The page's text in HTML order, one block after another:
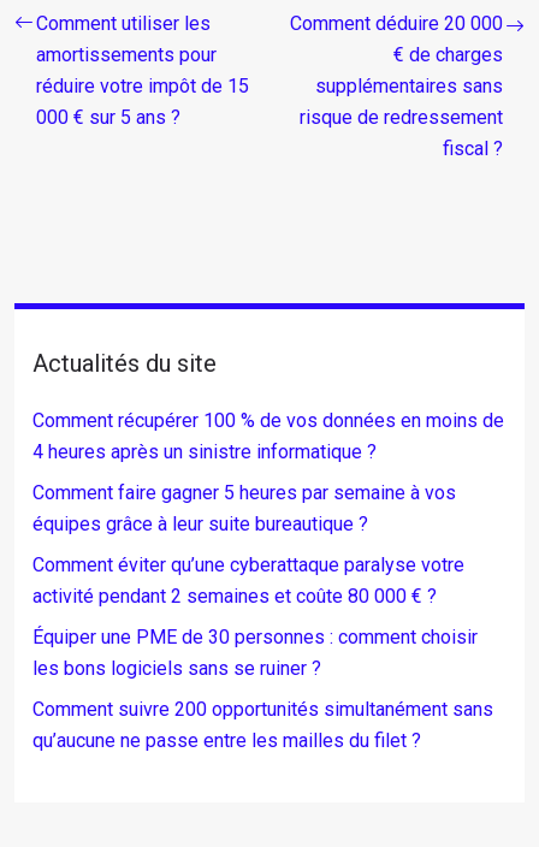
Comment utiliser les
amortissements pour
réduire votre impôt de 15
000 € sur 5 ans ?
Comment déduire 20 000
€ de charges
supplémentaires sans
risque de redressement
fiscal ?
Actualités du site
Comment récupérer 100 % de vos données en moins de
4 heures après un sinistre informatique ?
Comment faire gagner 5 heures par semaine à vos
équipes grâce à leur suite bureautique ?
Comment éviter qu’une cyberattaque paralyse votre
activité pendant 2 semaines et coûte 80 000 € ?
Équiper une PME de 30 personnes : comment choisir
les bons logiciels sans se ruiner ?
Comment suivre 200 opportunités simultanément sans
qu’aucune ne passe entre les mailles du filet ?